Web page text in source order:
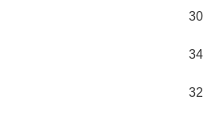
30
34
32